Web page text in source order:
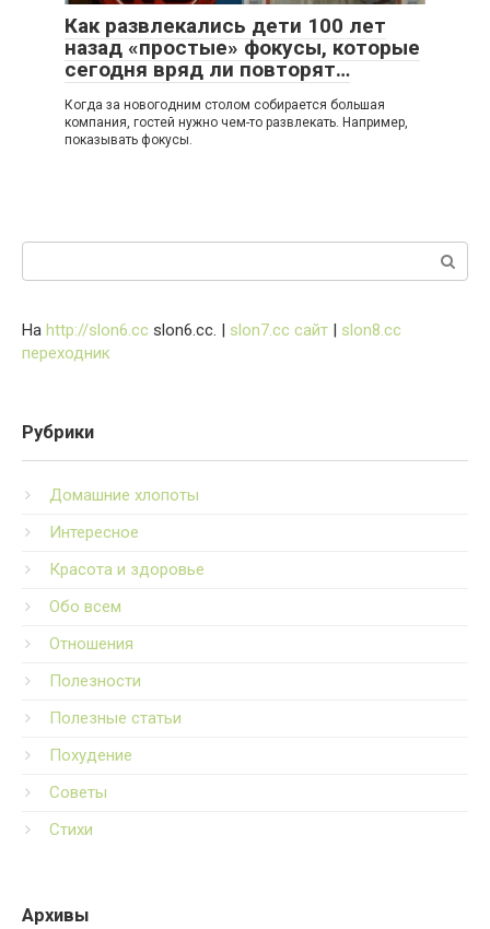
Как развлекались дети 100 лет
назад «простые» фокусы, которые
сегодня вряд ли повторят…
Когда за новогодним столом собирается большая
компания, гостей нужно чем-то развлекать. Например,
показывать фокусы.
Поиск:
На http://slon6.cc slon6.cc. | slon7.cc сайт | slon8.cc
переходник
Рубрики
Домашние хлопоты
Интересное
Красота и здоровье
Обо всем
Отношения
Полезности
Полезные статьи
Похудение
Советы
Стихи
Архивы